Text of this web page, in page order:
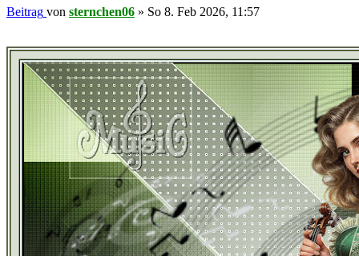
Beitrag von sternchen06 » So 8. Feb 2026, 11:57